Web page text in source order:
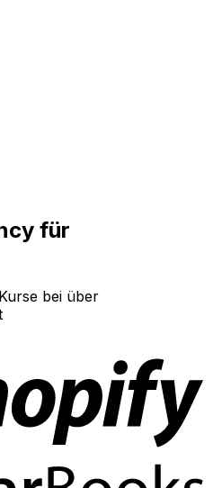
für
bei über